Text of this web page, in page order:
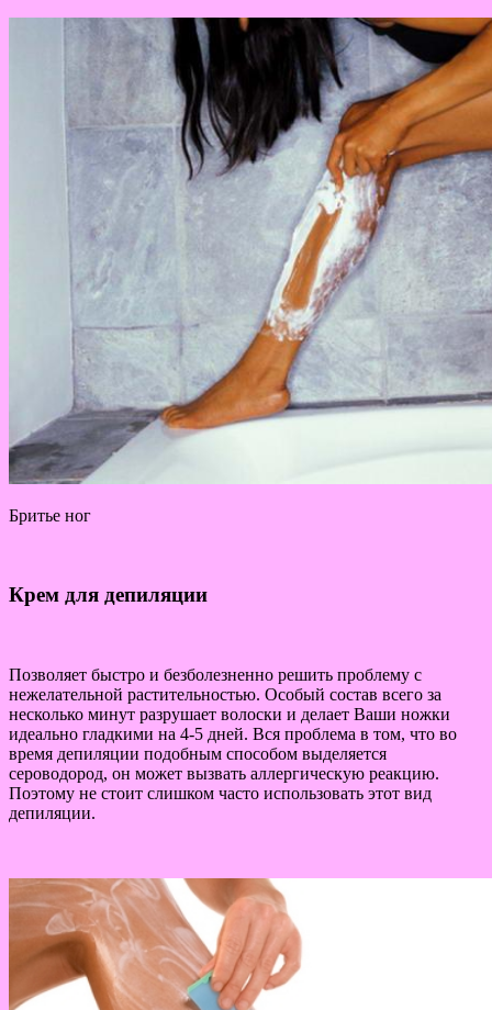
Бритье ног
Крем для депиляции
Позволяет быстро и безболезненно решить проблему с
нежелательной растительностью. Особый состав всего за
несколько минут разрушает волоски и делает Ваши ножки
идеально гладкими на 4-5 дней. Вся проблема в том, что во
время депиляции подобным способом выделяется
сероводород, он может вызвать аллергическую реакцию.
Поэтому не стоит слишком часто использовать этот вид
депиляции.